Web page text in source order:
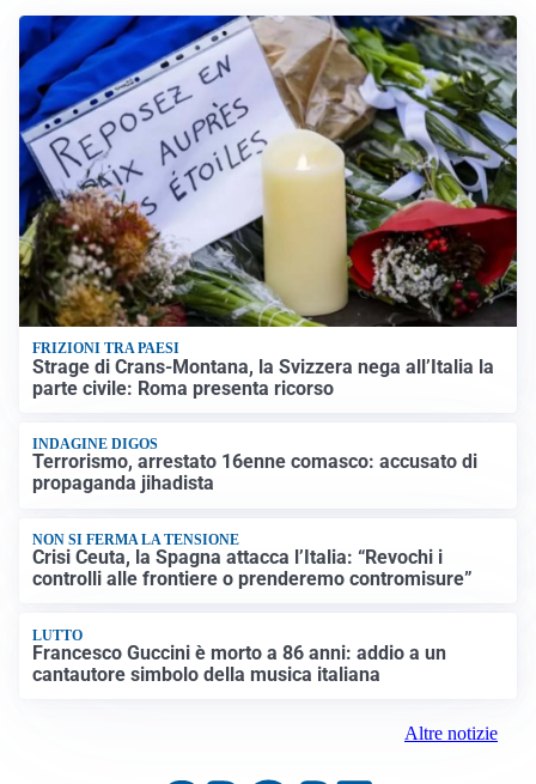
FRIZIONI TRA PAESI
Strage di Crans-Montana, la Svizzera nega all’Italia la
parte civile: Roma presenta ricorso
INDAGINE DIGOS
Terrorismo, arrestato 16enne comasco: accusato di
propaganda jihadista
NON SI FERMA LA TENSIONE
Crisi Ceuta, la Spagna attacca l’Italia: “Revochi i
controlli alle frontiere o prenderemo contromisure”
LUTTO
Francesco Guccini è morto a 86 anni: addio a un
cantautore simbolo della musica italiana
Altre notizie